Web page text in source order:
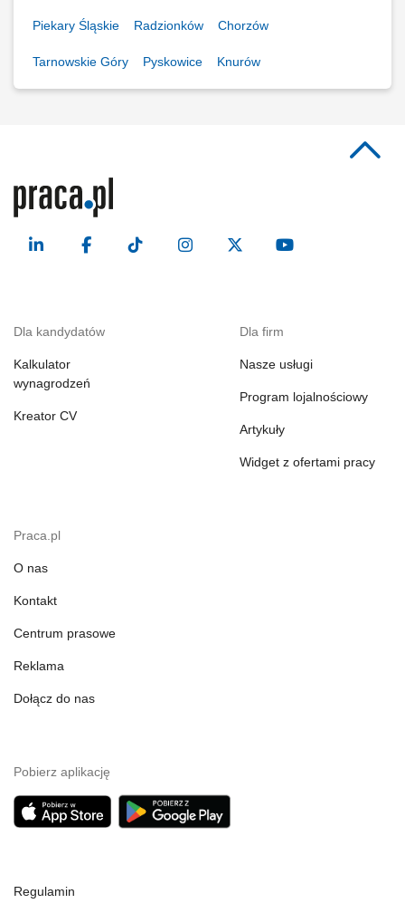
Piekary Śląskie Radzionków Chorzów
Tarnowskie Góry Pyskowice Knurów
Dla kandydatów
Kalkulator
wynagrodzeń
Kreator CV
Dla firm
Nasze usługi
Program lojalnościowy
Artykuły
Widget z ofertami pracy
Praca.pl
O nas
Kontakt
Centrum prasowe
Reklama
Dołącz do nas
Pobierz aplikację
Regulamin